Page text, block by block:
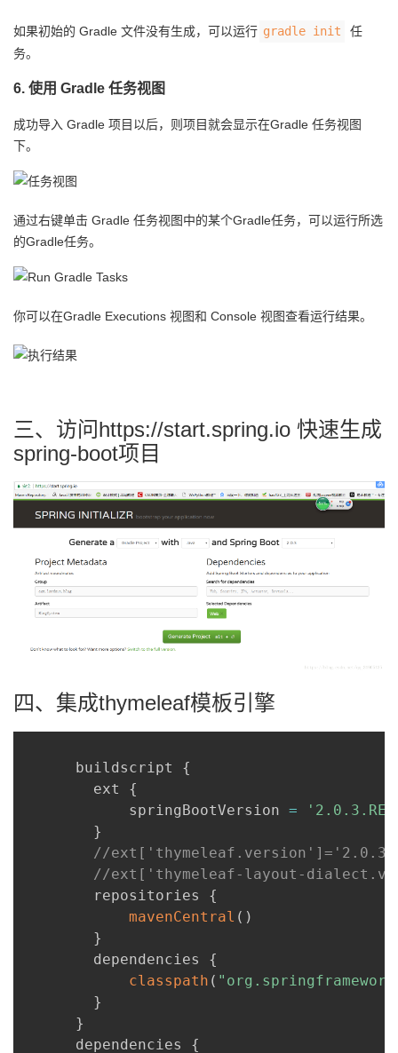
如果初始的 Gradle 文件没有生成，可以运行 gradle init
任
务。
6. 使用 Gradle 任务视图
成功导入 Gradle 项目以后，则项目就会显示在Gradle 任务视图
下。
通过右键单击 Gradle 任务视图中的某个Gradle任务，可以运行所选
的Gradle任务。
你可以在Gradle Executions 视图和 Console 视图查看运行结果。
三、访问https://start.spring.io 快速生成
spring-boot项目
四、集成thymeleaf模板引擎
      buildscript
{
      	ext
{
      		springBootVersion
=
}
//
//ext['thymeleaf-layout-
      	repositories
{
mavenCentral ( )
}
      	dependencies
{
classpath (
}
}
      dependencies
{